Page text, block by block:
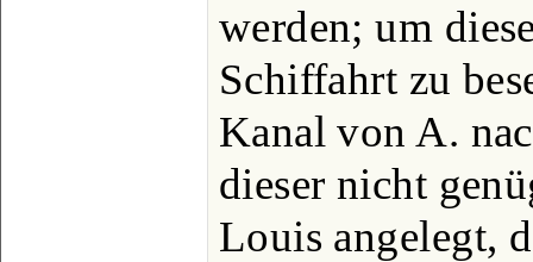
werden; um
Schiffahrt zu
Kanal von A.
dieser nicht
Louis angelegt,